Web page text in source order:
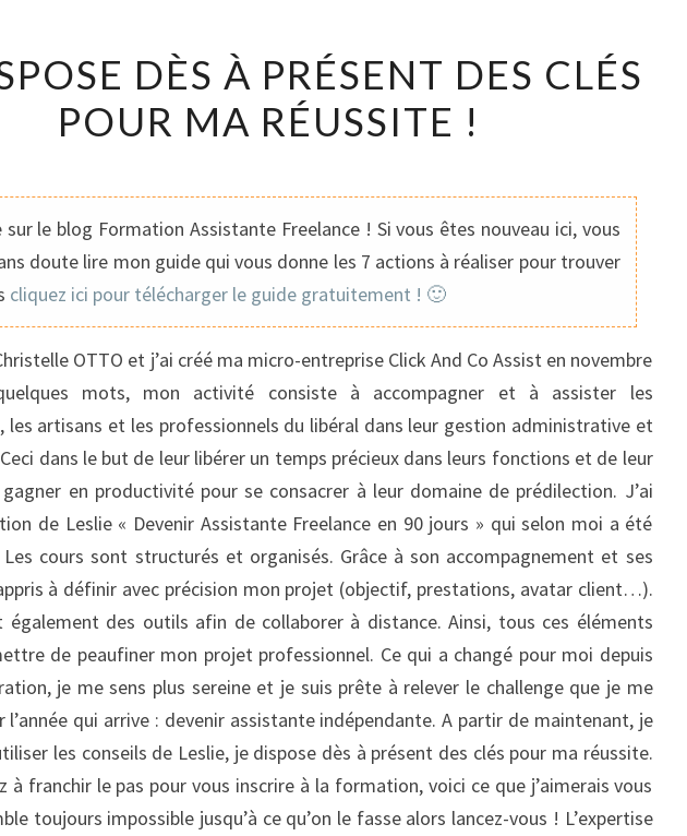
DISPOSE
DÈS
À
CLÉS
POUR
MA
!
DÈS À PRÉSENT DES CLÉS
POUR MA RÉUSSITE !
sur le blog Formation Assistante Freelance ! Si vous êtes nouveau ici, vous
doute lire mon guide qui vous donne les 7 actions à réaliser pour trouver
cliquez ici pour télécharger le guide gratuitement ! 🙂
OTTO et j’ai créé ma micro-entreprise Click And Co Assist en novembre
mots, mon activité consiste à accompagner et à assister les
les artisans et les professionnels du libéral dans leur gestion administrative et
dans le but de leur libérer un temps précieux dans leurs fonctions et de leur
en productivité pour se consacrer à leur domaine de prédilection. J’ai
de Leslie « Devenir Assistante Freelance en 90 jours » qui selon moi a été
Les cours sont structurés et organisés. Grâce à son accompagnement et ses
à définir avec précision mon projet (objectif, prestations, avatar client…).
également des outils afin de collaborer à distance. Ainsi, tous ces éléments
de peaufiner mon projet professionnel. Ce qui a changé pour moi depuis
je me sens plus sereine et je suis prête à relever le challenge que je me
l’année qui arrive : devenir assistante indépendante. A partir de maintenant, je
les conseils de Leslie, je dispose dès à présent des clés pour ma réussite.
à franchir le pas pour vous inscrire à la formation, voici ce que j’aimerais vous
toujours impossible jusqu’à ce qu’on le fasse alors lancez-vous ! L’expertise